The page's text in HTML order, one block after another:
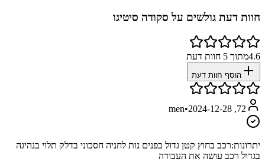
חוות דעת גולשים על סקודה סיטיגו
4.6מתוך 5 חוות דעת
הוסף חוות דעת
72, men
•2024-12-28
יתרונות:רכב בחוץ קטן גדול בפנים נות לחניה חסכוני בדלק תלוי בנהיגה
בגדול רכב עושה את העבודה